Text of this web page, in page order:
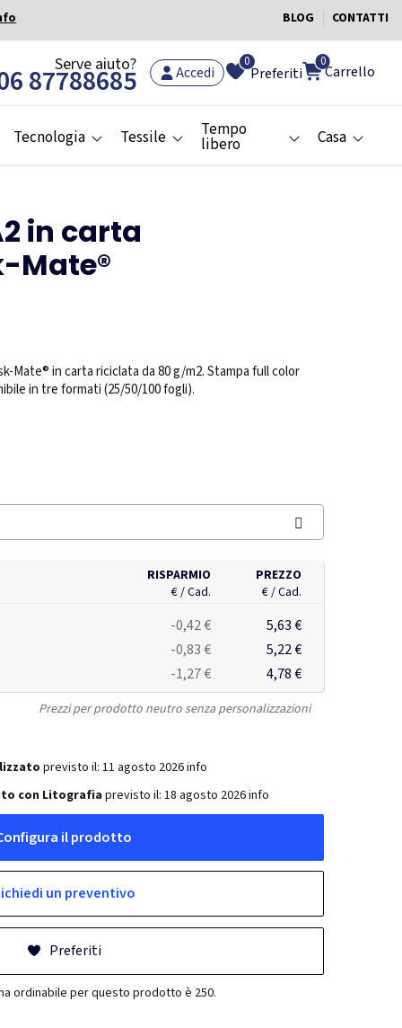
BLOG CONTATTI
Serve aiuto?
87788685 Accedi Preferiti
0 0
Carrello
Tecnologia Tessile Tempo
libero Casa
in carta
Mate®
Mate® in carta riciclata da 80 g/m2. Stampa full color
in tre formati (25/50/100 fogli).
RISPARMIO
€ / Cad.
PREZZO
€ / Cad.
-0,42 €
5,63 €
-0,83 €
5,22 €
-1,27 €
4,78 €
Prezzi per prodotto neutro senza personalizzazioni
previsto il: 11 agosto 2026info
con Litografia previsto il: 18 agosto 2026info
il prodotto
un preventivo
Preferiti
ordinabile per questo prodotto è 250.